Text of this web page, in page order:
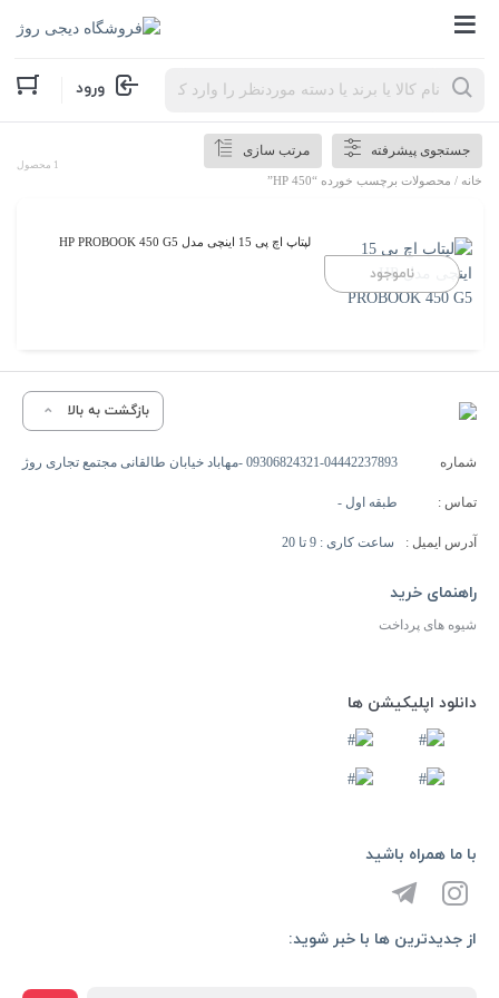
Products
search
ورود
جستجوی پیشرفته مرتب سازی
خانه / محصولات برچسب خورده “HP 450”
1 محصول
ناموجود
لپتاپ اچ پی 15 اینچی مدل HP PROBOOK 450 G5
بازگشت به بالا
شماره
تماس :
09306824321-04442237893 -مهاباد خیابان طالقانی مجتمع تجاری روژ
طبقه اول -
آدرس ایمیل : ساعت کاری : 9 تا 20
راهنمای خرید
شیوه های پرداخت
دانلود اپلیکیشن ها
از جدیدترین ها با خبر شوید:
با ما همراه باشید